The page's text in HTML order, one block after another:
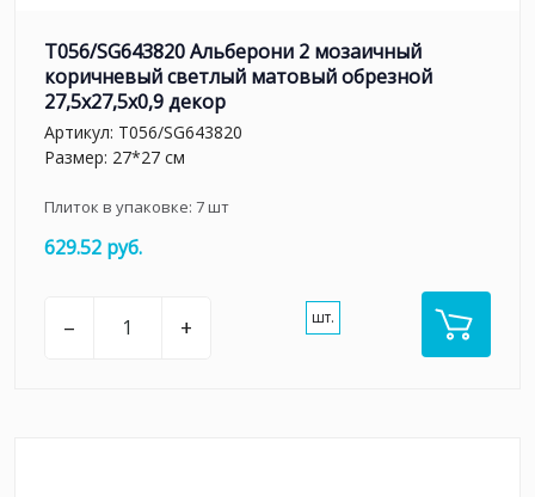
T056/SG643820 Альберони 2 мозаичный
коричневый светлый матовый обрезной
27,5x27,5x0,9 декор
Артикул: T056/SG643820
Размер: 27*27 см
Плиток в упаковке: 7шт
629.52 руб.
– + шт.